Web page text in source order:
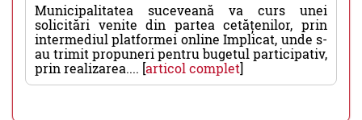
Municipalitatea suceveană va curs unei
solicitări venite din partea cetățenilor, prin
intermediul platformei online Implicat, unde s-
au trimit propuneri pentru bugetul participativ,
prin realizarea.... [articol complet]